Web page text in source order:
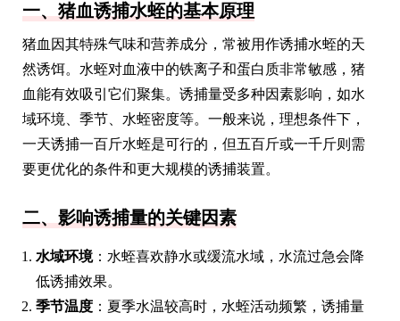
一、猪血诱捕水蛭的基本原理
猪血因其特殊气味和营养成分，常被用作诱捕水蛭的天
然诱饵。水蛭对血液中的铁离子和蛋白质非常敏感，猪
血能有效吸引它们聚集。诱捕量受多种因素影响，如水
域环境、季节、水蛭密度等。一般来说，理想条件下，
一天诱捕一百斤水蛭是可行的，但五百斤或一千斤则需
要更优化的条件和更大规模的诱捕装置。
二、影响诱捕量的关键因素
水域环境：水蛭喜欢静水或缓流水域，水流过急会降
低诱捕效果。
季节温度 ：夏季水温较高时，水蛭活动频繁，诱捕量